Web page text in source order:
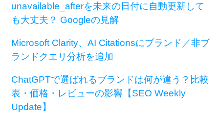
unavailable_afterを未来の日付に自動更新して
も大丈夫？ Googleの見解
Microsoft Clarity、AI Citationsにブランド／非ブ
ランドクエリ分析を追加
ChatGPTで選ばれるブランドは何が違う？比較
表・価格・レビューの影響【SEO Weekly
Update】